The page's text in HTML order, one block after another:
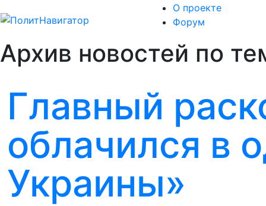
О проекте
Форум
Архив новостей по
Главный
облачился в
Украины»